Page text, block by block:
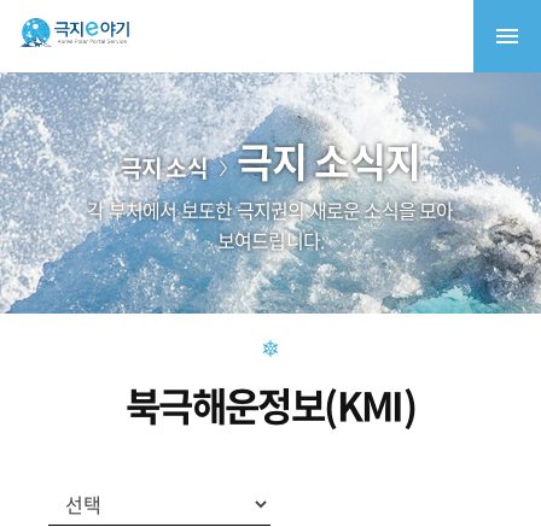
극지 소식 극지 소식지
각 부처에서 보도한 극지권의 새로운 소식을 모아
보여드립니다.
북극해운정보(KMI)